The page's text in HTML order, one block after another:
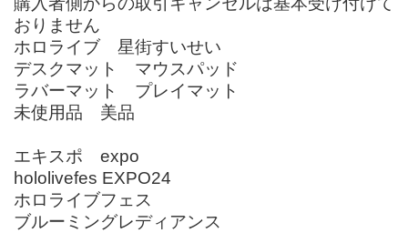
おりません
ホロライブ 星街すいせい
デスクマット マウスパッド
ラバーマット プレイマット
未使用品 美品
エキスポ expo
hololivefes EXPO24
ホロライブフェス
ブルーミングレディアンス